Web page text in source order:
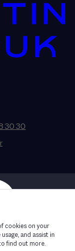
30 30
cookies on your
and assist in
find out more.